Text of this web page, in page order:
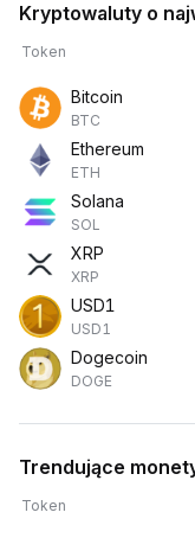
Kryptowaluty o
Token
Bitcoin
BTC
Ethereum
ETH
Solana
SOL
XRP
XRP
USD1
USD1
Dogecoin
DOGE
Trendujące
Token